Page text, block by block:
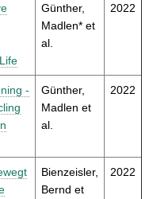
Günther,
Madlen* et
al.
2022
-
Günther,
Madlen et
al.
2022
Bienzeisler,
Bernd et
2022